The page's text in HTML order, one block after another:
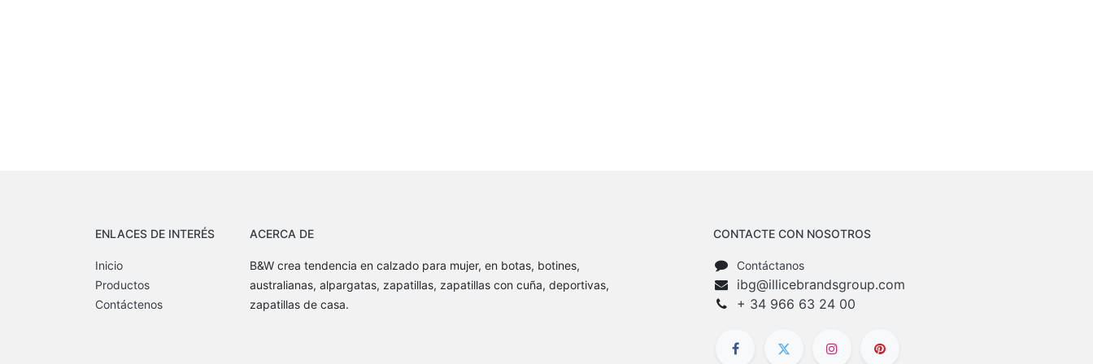
ENLACES DE INTERÉS
Inicio
Productos
Contáctenos
ACERCA DE
B&W crea tendencia en calzado para mujer, en botas, botines,
australianas, alpargatas, zapatillas, zapatillas con cuña, deportivas,
zapatillas de casa.
CONTACTE CON NOSOTROS
Contáctanos
ibg@illicebrandsgroup.com
+ 34 966 63 24 00